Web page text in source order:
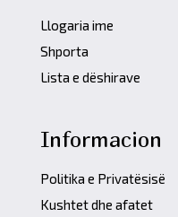
Llogaria ime
Shporta
Lista e dëshirave
Informacion
Politika e Privatësisë
Kushtet dhe afatet